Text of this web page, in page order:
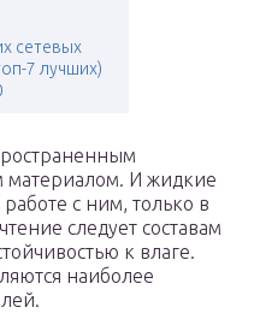
сетевых
7 лучших)
материалом. И жидкие
с ним, только в
следует составам
к влаге.
наиболее